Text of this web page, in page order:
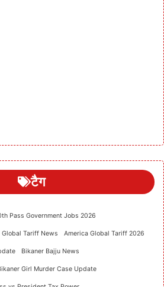
टैग
Pass Government Jobs 2026
Global Tariff News America Global Tariff 2026
Bikaner Bajju News
Girl Murder Case Update